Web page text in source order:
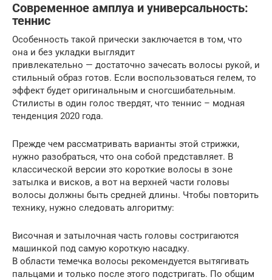
Современное амплуа и универсальность:
теннис
Особенность такой прически заключается в том, что
она и без укладки выглядит
привлекательно — достаточно зачесать волосы рукой, и
стильный образ готов. Если воспользоваться гелем, то
эффект будет оригинальным и сногсшибательным.
Стилисты в один голос твердят, что теннис – модная
тенденция 2020 года.
Прежде чем рассматривать варианты этой стрижки,
нужно разобраться, что она собой представляет. В
классической версии это короткие волосы в зоне
затылка и висков, а вот на верхней части головы
волосы должны быть средней длины. Чтобы повторить
технику, нужно следовать алгоритму:
Височная и затылочная часть головы состригаются
машинкой под самую короткую насадку.
В области темечка волосы рекомендуется вытягивать
пальцами и только после этого подстригать. По общим